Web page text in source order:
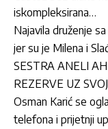
iskompleksirana…
Najavila druženje
jer su je Milena i
SESTRA ANELI
REZERVE UZ
Osman Karić se
telefona i prijetnji